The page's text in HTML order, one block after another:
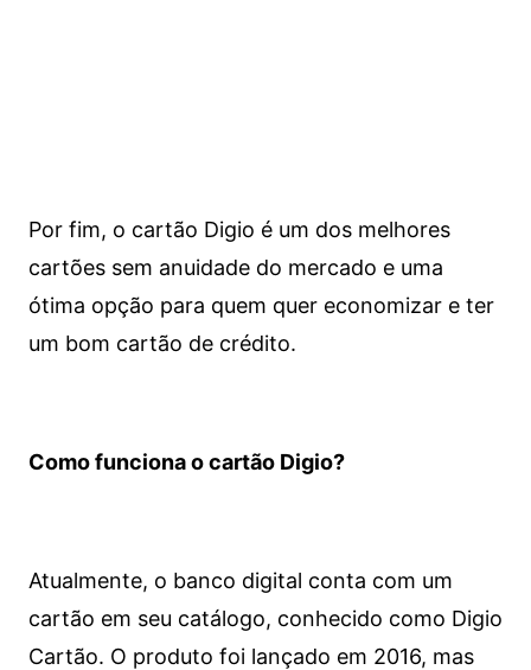
Por fim, o cartão Digio é um dos melhores
cartões sem anuidade do mercado e uma
ótima opção para quem quer economizar e ter
um bom cartão de crédito.
Como funciona o cartão Digio?
Atualmente, o banco digital conta com um
cartão em seu catálogo, conhecido como Digio
Cartão. O produto foi lançado em 2016, mas